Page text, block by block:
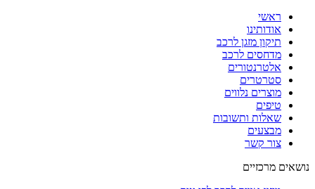
ראשי
אודותינו
תיקון מזגן לרכב
מדחסים לרכב
אלטרנטורים
סטרטרים
מוצרים נלווים
טיפים
שאלות ותשובות
מבצעים
צור קשר
נושאים מרכזיים